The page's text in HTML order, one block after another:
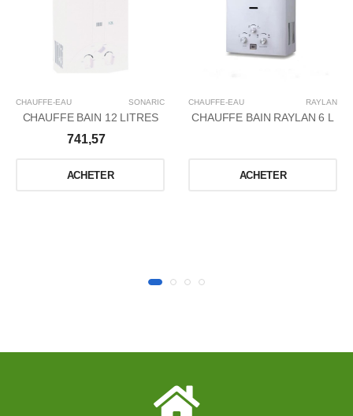
CHAUFFE-EAU SONARIC
CHAUFFE BAIN 12 LITRES
741,57
ACHETER
CHAUFFE-EAU RAYLAN
CHAUFFE BAIN RAYLAN 6 L
ACHETER